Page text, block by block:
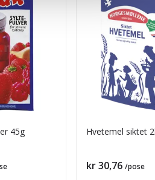
45g Hvetemel siktet
Pris
kr 30,76 /pose